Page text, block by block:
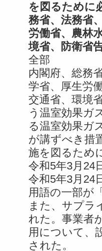
を図るために
務省、法務省
労働省、農林
境省、防衛省
全部
内閣府、総務
学省、厚生労
交通省、環境
う温室効果ガ
る温室効果ガ
が講ずべき措
施を図るため
令和5年3月24
令和5年3月24
用語の一部が
また、サプラ
れた。事業者
用について、
された。